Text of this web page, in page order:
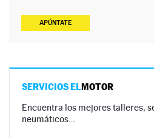
APÚNTATE
SERVICIOS ELMOTOR
Encuentra los mejores talleres,
neumáticos…